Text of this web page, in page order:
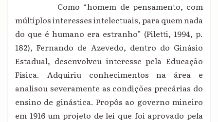
Como “homem de pensamento, com
múltiplos interesses intelectuais, para quem nada
do que é humano era estranho” (Piletti, 1994, p.
182), Fernando de Azevedo, dentro do Ginásio
Estadual, desenvolveu interesse pela Educação
Física. Adquiriu conhecimentos na área e
analisou severamente as condições precárias do
ensino de ginástica. Propôs ao governo mineiro
em 1916 um projeto de lei que foi aprovado pela